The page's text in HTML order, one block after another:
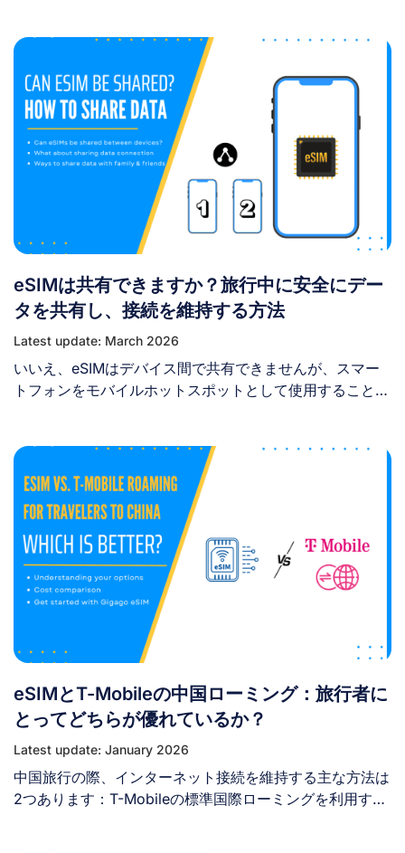
eSIMは共有できますか？旅行中に安全にデー
タを共有し、接続を維持する方法
Latest update: March 2026
いいえ、eSIMはデバイス間で共有できませんが、スマー
トフォンをモバイルホットスポットとして使用すること
トなどのサブデバイスと接続を共有できるかどうか知りた
いと考えています。これは費用削減とデータ管理の簡素化
を目指す、非常に有益な疑問です。 eSIMの共有を試みる
前に、その仕組みや可能なこと・不可能なことを理解する
ことが重要です。 I. eSIMはデバイス間で共有できます
か？ いいえ、eSIMプロファイルは物理SIMカードを友人
に渡すのと同じ方法で、デバイス間で転送または共有する
ことはできません。 eSIMが1台のデバイスでアクティベー
トされると、そのデバイス固有のハードウェアIDに紐付け
られ、同時に別のデバイスで「再利用」またはインストー
キャンしようとすると、システムが拒否するかアクティベ
ーションエラーが表示されます。その理由は以下の通りで
い場合、通常はそのデバイス用に別途eSIMプランを購入
する必要があります。 II. 1つのeSIMから別のデバイスへ
データ接続を共有することは可能ですか？ eSIMを複数デ
eSIMとT-Mobileの中国ローミング：旅行者に
とってどちらが優れているか？
Latest update: January 2026
中国旅行の際、インターネット接続を維持する主な方法は
2つあります：T-Mobileの標準国際ローミングを利用する